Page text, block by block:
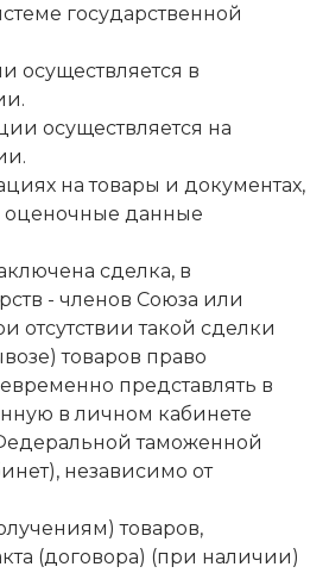
государственной
осуществляется в
осуществляется на
на товары и документах,
оценочные данные
сделка, в
- членов Союза или
отсутствии такой сделки
товаров право
представлять в
в личном кабинете
таможенной
независимо от
товаров,
(договора) (при наличии)